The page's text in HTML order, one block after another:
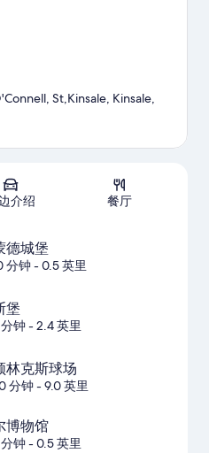
St,Kinsale, Kinsale,
介绍 餐厅
德城堡
分钟- 0.5 英里
堡
钟- 2.4 英里
林克斯球场
分钟- 9.0 英里
博物馆
钟- 0.5 英里